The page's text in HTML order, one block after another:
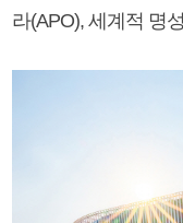
라(APO), 세계적 명